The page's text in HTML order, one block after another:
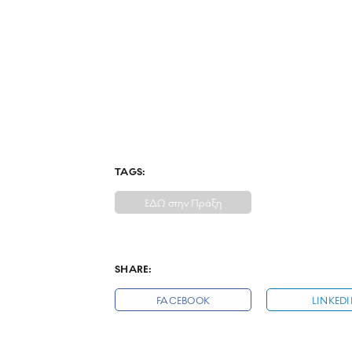
TAGS:
ΕΔΩ στην Πράξη
SHARE:
FACEBOOK